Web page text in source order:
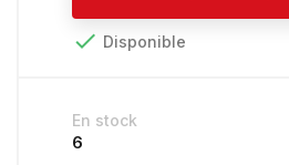
 Disponible
En stock
6